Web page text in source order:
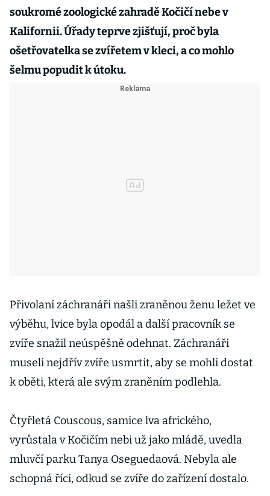
soukromé zoologické zahradě Kočičí nebe v
Kalifornii. Úřady teprve zjišťují, proč byla
ošetřovatelka se zvířetem v kleci, a co mohlo
šelmu popudit k útoku.
Přivolaní záchranáři našli zraněnou ženu ležet ve
výběhu, lvice byla opodál a další pracovník se
zvíře snažil neúspěšně odehnat. Záchranáři
museli nejdřív zvíře usmrtit, aby se mohli dostat
k oběti, která ale svým zraněním podlehla.
Čtyřletá Couscous, samice lva afrického,
vyrůstala v Kočičím nebi už jako mládě, uvedla
mluvčí parku Tanya Oseguedaová. Nebyla ale
schopná říci, odkud se zvíře do zařízení dostalo.